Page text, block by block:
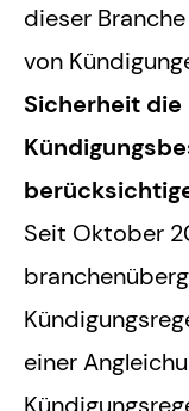
dieser
von
Sicherheit die
Seit Oktober
einer